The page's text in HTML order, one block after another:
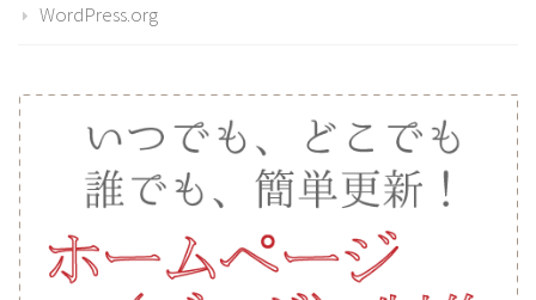
WordPress.org